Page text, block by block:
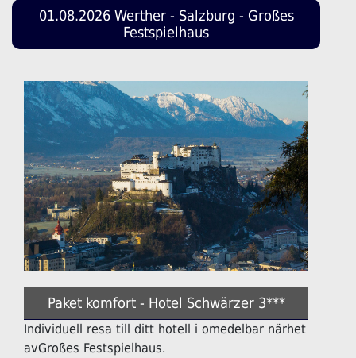
01.08.2026 Werther - Salzburg - Großes
Festspielhaus
Paket komfort - Hotel Schwärzer 3***
Individuell resa till ditt hotell i omedelbar närhet
avGroßes Festspielhaus.